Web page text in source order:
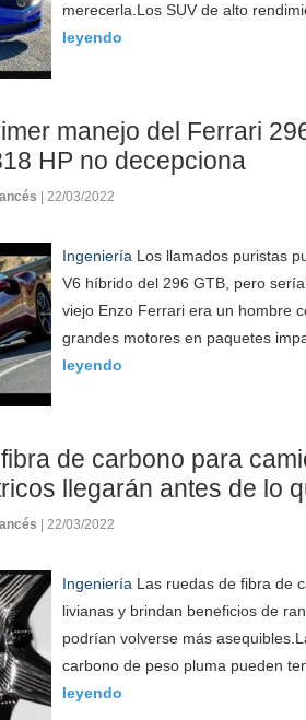
merecerla.Los SUV de alto
leyendo
manejo del Ferrari
HP no decepciona
| 22/03/2022
Ingeniería Los llamados puristas
V6 híbrido del 296 GTB, pero
viejo Enzo Ferrari era un hombre
grandes motores en paquetes
leyendo
de carbono para
llegarán antes de lo
| 22/03/2022
Ingeniería Las ruedas de fibra de
livianas y brindan beneficios de
podrían volverse más
carbono de peso pluma pueden
leyendo